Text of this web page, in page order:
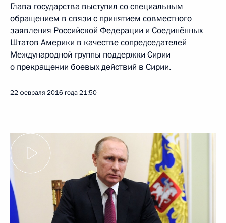
Глава государства выступил со специальным
обращением в связи с принятием совместного
заявления Российской Федерации и Соединённых
Штатов Америки в качестве сопредседателей
Международной группы поддержки Сирии
о прекращении боевых действий в Сирии.
22 февраля 2016 года21:50